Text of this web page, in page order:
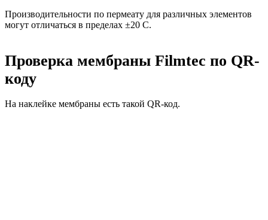
Производительности по пермеату для различных элементов
могут отличаться в пределах ±20 C.
Проверка мембраны Filmtec по QR-
коду
На наклейке мембраны есть такой QR-код.